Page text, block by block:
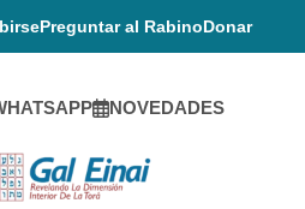
Preguntar al RabinoDonar
NOVEDADES